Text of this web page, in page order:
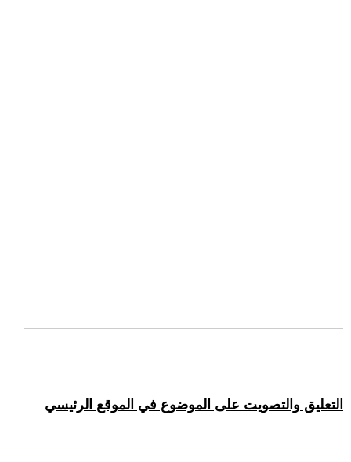
التعليق والتصويت على الموضوع في الموقع الرئيسي